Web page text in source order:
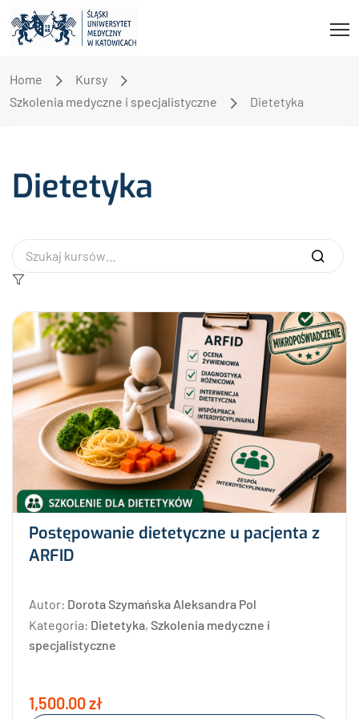
Home
Kursy
Szkolenia medyczne i specjalistyczne
Dietetyka
Dietetyka
Postępowanie dietetyczne u pacjenta z
ARFID
Autor: Dorota Szymańska Aleksandra Pol
Kategoria: Dietetyka, Szkolenia medyczne i
specjalistyczne
1,500.00 zł